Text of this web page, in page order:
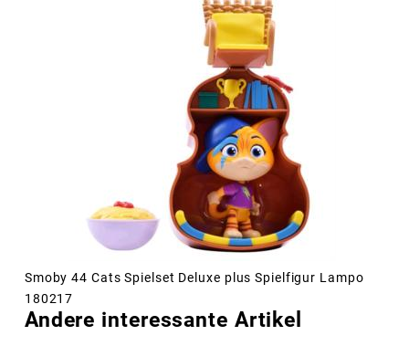
Smoby 44 Cats Spielset Deluxe plus Spielfigur Lampo
180217
Andere interessante Artikel